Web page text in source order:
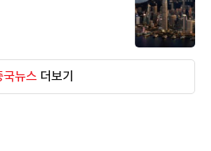
국뉴스 더보기